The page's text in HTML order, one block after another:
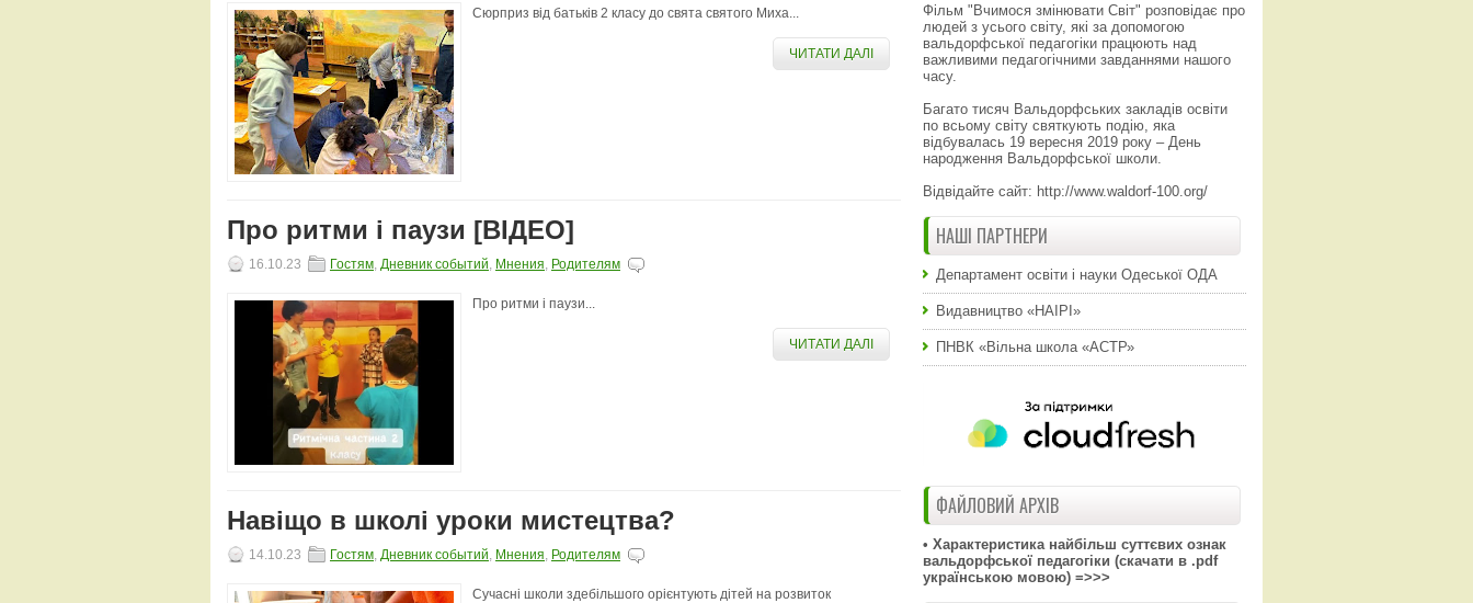
Сюрприз від батьків 2 класу до свята святого Миха...
ЧИТАТИ ДАЛІ
Про ритми і паузи [ВІДЕО]
16.10.23 Гостям, Дневник событий, Мнения, Родителям
Про ритми і паузи...
ЧИТАТИ ДАЛІ
Навіщо в школі уроки мистецтва?
14.10.23 Гостям, Дневник событий, Мнения, Родителям
Сучасні школи здебільшого орієнтують дітей на розвиток
Фільм "Вчимося змінювати Світ" розповідає про
людей з усього світу, які за допомогою
вальдорфської педагогіки працюють над
важливими педагогічними завданнями нашого
часу.
Багато тисяч Вальдорфських закладів освіти
по всьому світу святкують подію, яка
відбувалась 19 вересня 2019 року – День
народження Вальдорфської школи.
Відвідайте сайт: http://www.waldorf-100.org/
НАШІ ПАРТНЕРИ
Департамент освіти і науки Одеської ОДА
Видавництво «НАІРІ»
ПНВК «Вільна школа «АСТР»
ФАЙЛОВИЙ АРХІВ
• Характеристика найбільш суттєвих ознак
вальдорфської педагогіки (скачати в .pdf
українською мовою) =>>>